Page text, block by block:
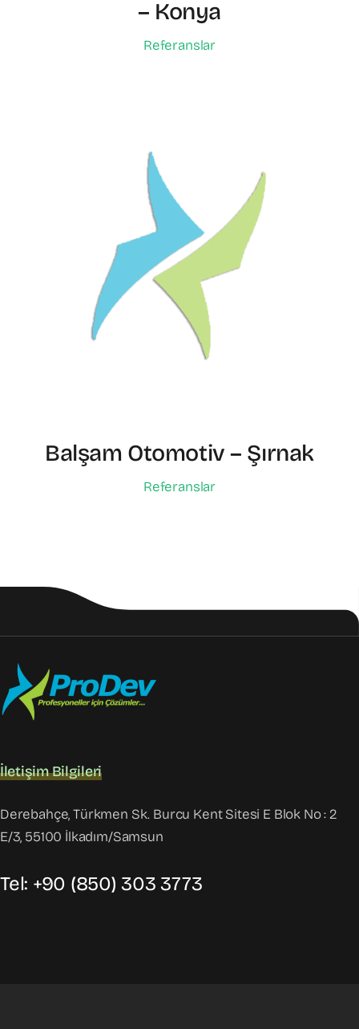
– Konya
Referanslar
Balşam Otomotiv – Şırnak
Referanslar
İletişim Bilgileri
Derebahçe, Türkmen Sk. Burcu Kent Sitesi E Blok No : 2
E/3, 55100 İlkadım/Samsun
Tel: +90 (850) 303 3773